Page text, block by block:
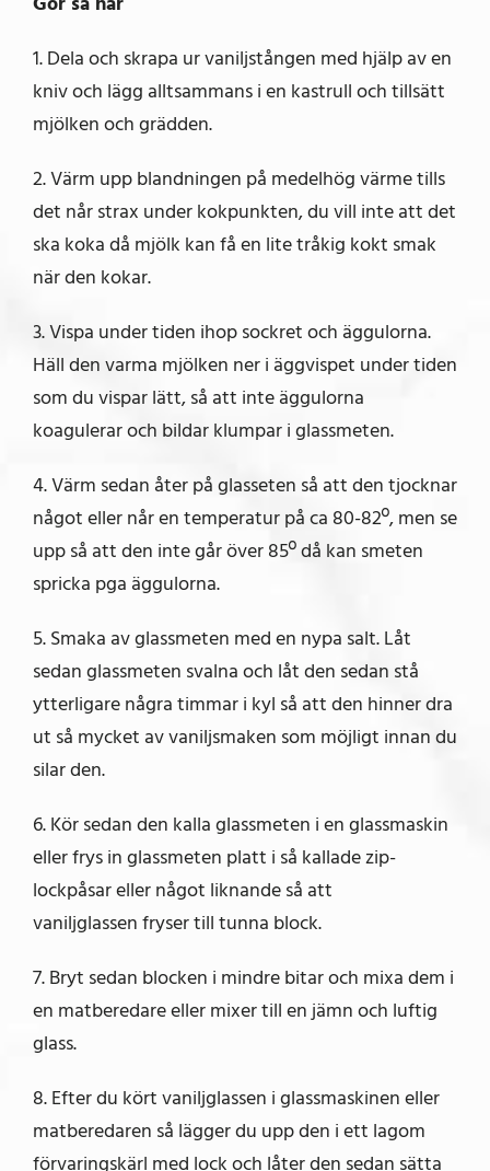
1. Dela och skrapa ur vaniljstången med hjälp av en
kniv och lägg alltsammans i en kastrull och tillsätt
mjölken och grädden.
2. Värm upp blandningen på medelhög värme tills
det når strax under kokpunkten, du vill inte att det
ska koka då mjölk kan få en lite tråkig kokt smak
när den kokar.
3. Vispa under tiden ihop sockret och äggulorna.
Häll den varma mjölken ner i äggvispet under tiden
som du vispar lätt, så att inte äggulorna
koagulerar och bildar klumpar i glassmeten.
4. Värm sedan åter på glasseten så att den tjocknar
något eller når en temperatur på ca 80-82º, men se
upp så att den inte går över 85º då kan smeten
spricka pga äggulorna.
5. Smaka av glassmeten med en nypa salt. Låt
sedan glassmeten svalna och låt den sedan stå
ytterligare några timmar i kyl så att den hinner dra
ut så mycket av vaniljsmaken som möjligt innan du
silar den.
6. Kör sedan den kalla glassmeten i en glassmaskin
eller frys in glassmeten platt i så kallade zip-
lockpåsar eller något liknande så att
vaniljglassen fryser till tunna block.
7. Bryt sedan blocken i mindre bitar och mixa dem i
en matberedare eller mixer till en jämn och luftig
glass.
8. Efter du kört vaniljglassen i glassmaskinen eller
matberedaren så lägger du upp den i ett lagom
förvaringskärl med lock och låter den sedan sätta